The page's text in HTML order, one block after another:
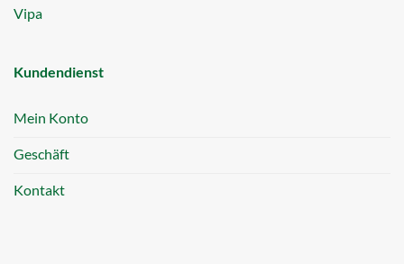
Vipa
Kundendienst
Mein Konto
Geschäft
Kontakt